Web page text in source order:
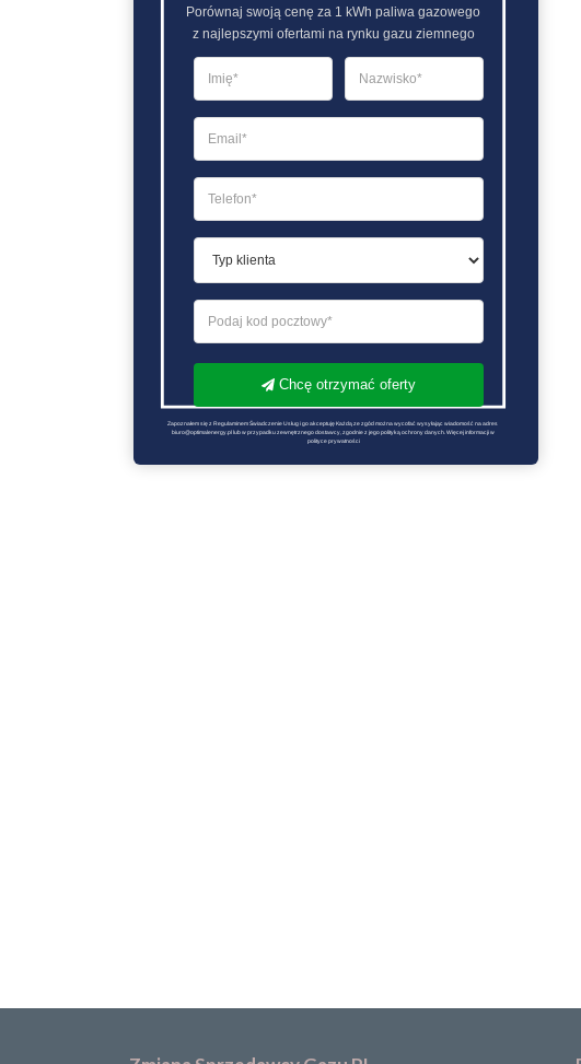
Porównaj swoją cenę za 1 kWh paliwa gazowego
z najlepszymi ofertami na rynku gazu ziemnego
Chcę otrzymać oferty
Zapoznałem się z Regulaminem Świadczenie Usług i go akceptuję Każdą ze zgód można wycofać wysyłając wiadomość na adres
biuro@optimalenergy.pl lub w przypadku zewnętrznego dostawcy, zgodnie z jego polityką ochrony danych. Więcej informacji w
polityce prywatności